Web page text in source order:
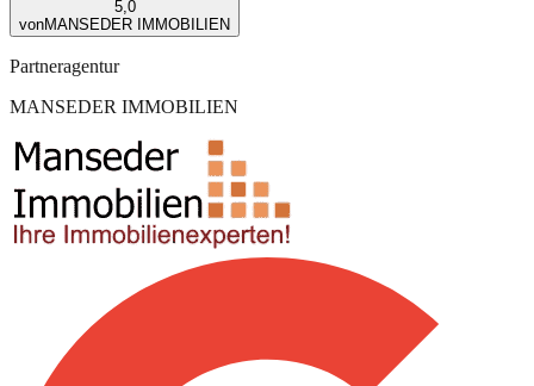
5,0
vonMANSEDER IMMOBILIEN
Partneragentur
MANSEDER IMMOBILIEN